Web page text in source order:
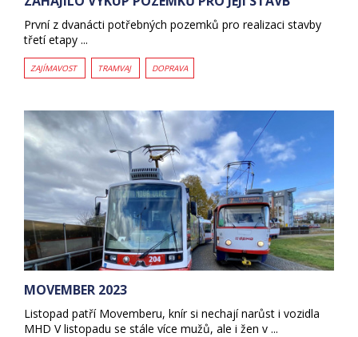
První z dvanácti potřebných pozemků pro realizaci stavby
třetí etapy ...
ZAJÍMAVOST TRAMVAJ DOPRAVA
MOVEMBER 2023
Listopad patří Movemberu, knír si nechají narůst i vozidla
MHD V listopadu se stále více mužů, ale i žen v ...